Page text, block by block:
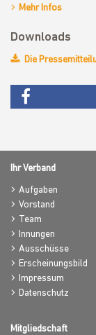
Mehr Infos
Downloads
Die
Ihr Verband
Aufgaben
Vorstand
Team
Innungen
Ausschüsse
Erscheinungsbild
Impressum
Datenschutz
Mitgliedschaft